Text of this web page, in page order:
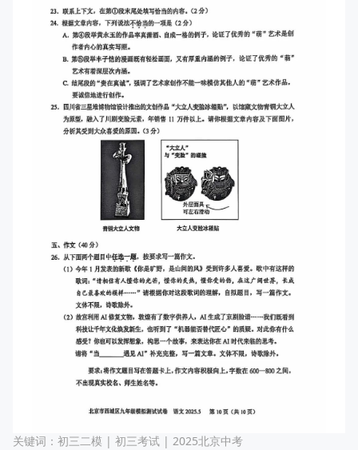
关键词： 初三二模 | 初三考试 | 2025北京中考